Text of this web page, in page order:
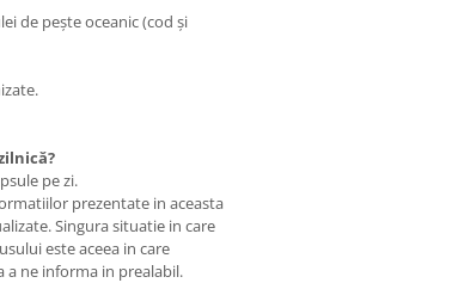
de pește oceanic (cod și
pe zi.
prezentate in aceasta
Singura situatie in care
este aceea in care
ne informa in prealabil.